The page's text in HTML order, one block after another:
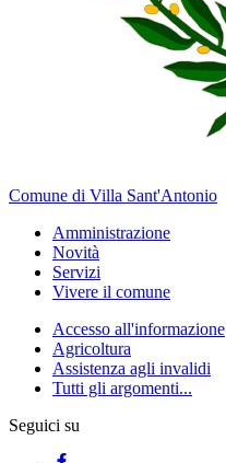
Comune di Villa Sant'Antonio
Amministrazione
Novità
Servizi
Vivere il comune
Accesso all'informazione
Agricoltura
Assistenza agli invalidi
Tutti gli argomenti...
Seguici su